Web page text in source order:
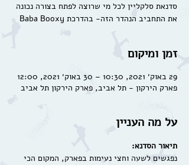
סדנאת סלקליין לכל מי שרוצה לפתח בצורה נכונה
את התחביב הנהדר הזה- בהדרכת Baba Booxy
זמן ומיקום
29 באוק׳ 2021, 10:30 – 30 באוק׳ 2021, 12:00
פארק הירקון - תל אביב, פארק הירקון תל אביב
על מה העניין
תיאור הסדנא:
נפגשים לשעה וחצי נעימות בפארק, המקום הכי